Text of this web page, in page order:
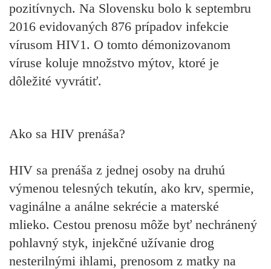
pozitívnych. Na Slovensku bolo k septembru
2016 evidovaných 876 prípadov infekcie
vírusom HIV1. O tomto démonizovanom
víruse koluje množstvo mýtov, ktoré je
dôležité vyvrátiť.
Ako sa HIV prenáša?
HIV sa prenáša z jednej osoby na druhú
výmenou telesných tekutín, ako krv, spermie,
vaginálne a análne sekrécie a materské
mlieko. Cestou prenosu môže byť nechránený
pohlavný styk, injekčné užívanie drog
nesterilnými ihlami, prenosom z matky na